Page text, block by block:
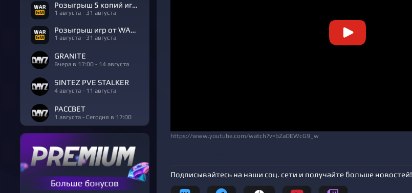
Розыгрыш 5 копий игры R.E.P.O.
1 августа - 31 августа
Розыгрыш игр от WARGM
1 августа - 31 августа
GRANITE
Вчера в 17:00 - 14 августа
SINTEZ PVE STALKER
4 августа - 11 августа
РАССВЕТ
1 августа - Сегодня в 17:00
https://www.youtube.com/watch?v=bZaOEWcG9_w
Подписывайтесь на наши соц. сети и получайте больше новостей!